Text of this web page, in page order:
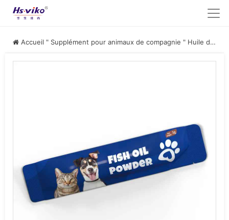
Accueil " Supplément pour animaux de compagnie " Huile de poisson pour animaux de compagnie